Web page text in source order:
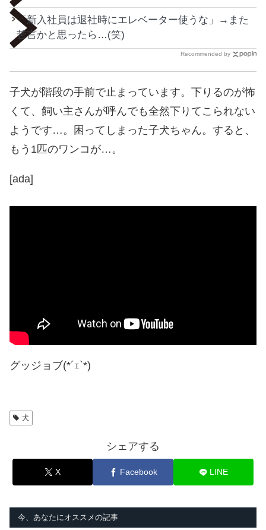
「新入社員は退社時にエレベーター使うな」→また
苦言かと思ったら…(笑)
Recommended by
子犬が階段の手前で止まっています。下りるのが怖
くて、飼い主さんが呼んでも全然下りてこられない
ようです…。困ってしまった子犬ちゃん。すると、
もう1匹のワンコが…。
[ada]
グッジョブ(*´ｪ`*)
犬
シェアする
X Facebook LINE
今、あなたにオススメの記事